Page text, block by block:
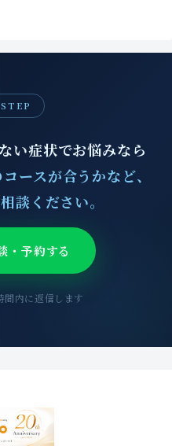
い症状でお悩みなら
ースが合うかなど、
談ください。
・予約する
間内に返信します